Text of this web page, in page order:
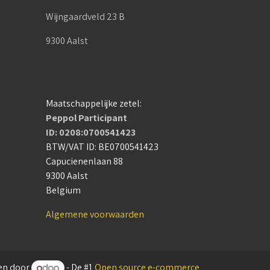
Wijngaardveld 23 B
9300 Aalst
Maatschappelijke zetel:
Peppol Participant
ID: 0208:0700541423
BTW/VAT ID: BE0700541423
Capucienenlaan 88
9300 Aalst
Belgium
Algemene voorwaarden